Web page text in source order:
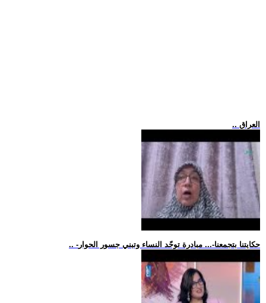
.. العراق
.. -حكايتنا بتجمعنا-... مبادرة توحّد النساء وتبني جسور الحوار